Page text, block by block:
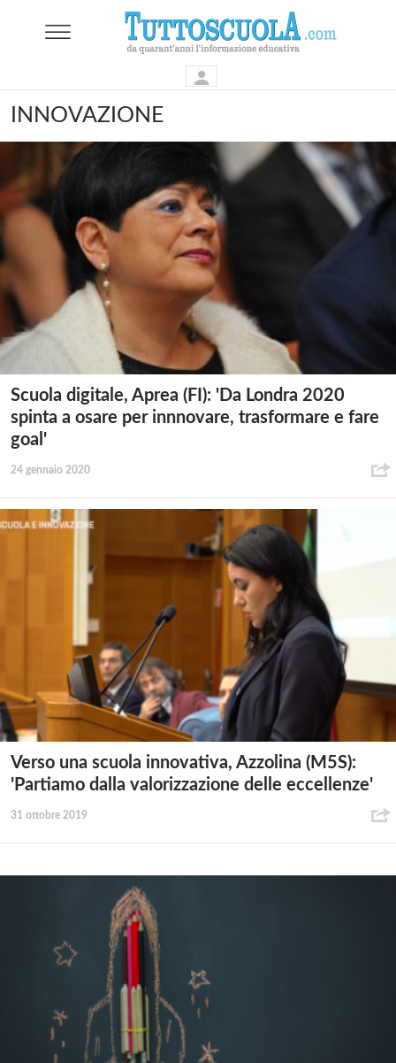
INNOVAZIONE
Scuola digitale, Aprea (FI): 'Da Londra 2020
spinta a osare per innnovare, trasformare e fare
goal'
24 gennaio 2020
Verso una scuola innovativa, Azzolina (M5S):
'Partiamo dalla valorizzazione delle eccellenze'
31 ottobre 2019